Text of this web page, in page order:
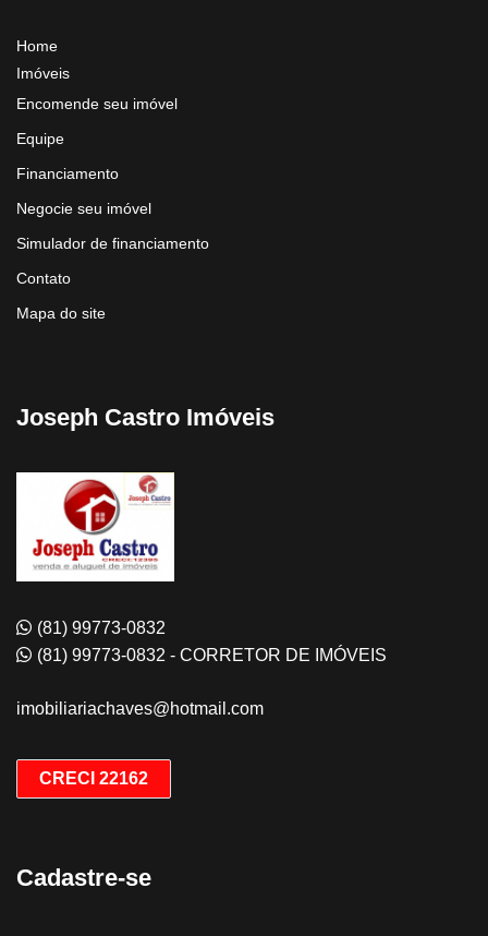
Home
Imóveis
Encomende seu imóvel
Equipe
Financiamento
Negocie seu imóvel
Simulador de financiamento
Contato
Mapa do site
Joseph Castro Imóveis
(81) 99773-0832
(81) 99773-0832 - CORRETOR DE IMÓVEIS
imobiliariachaves@hotmail.com
CRECI 22162
Cadastre-se